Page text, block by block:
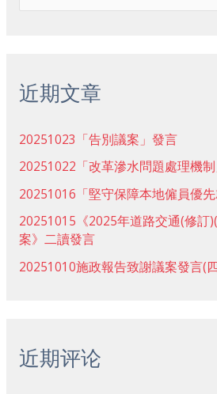
近期文章
20251023「告別議案」發言
20251022「改革滲水問題處理機
20251016「堅守保障本地僱員優
20251015《2025年道路交通(修訂
案》二讀發言
20251010施政報告致謝議案發言(
近期评论